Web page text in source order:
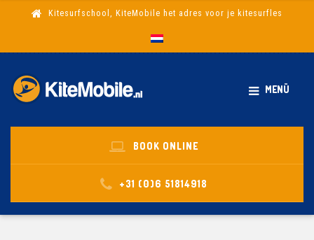
Kitesurfschool, KiteMobile het adres voor je kitesurfles
MENÜ
BOOK ONLINE
+31 (0)6 51814918